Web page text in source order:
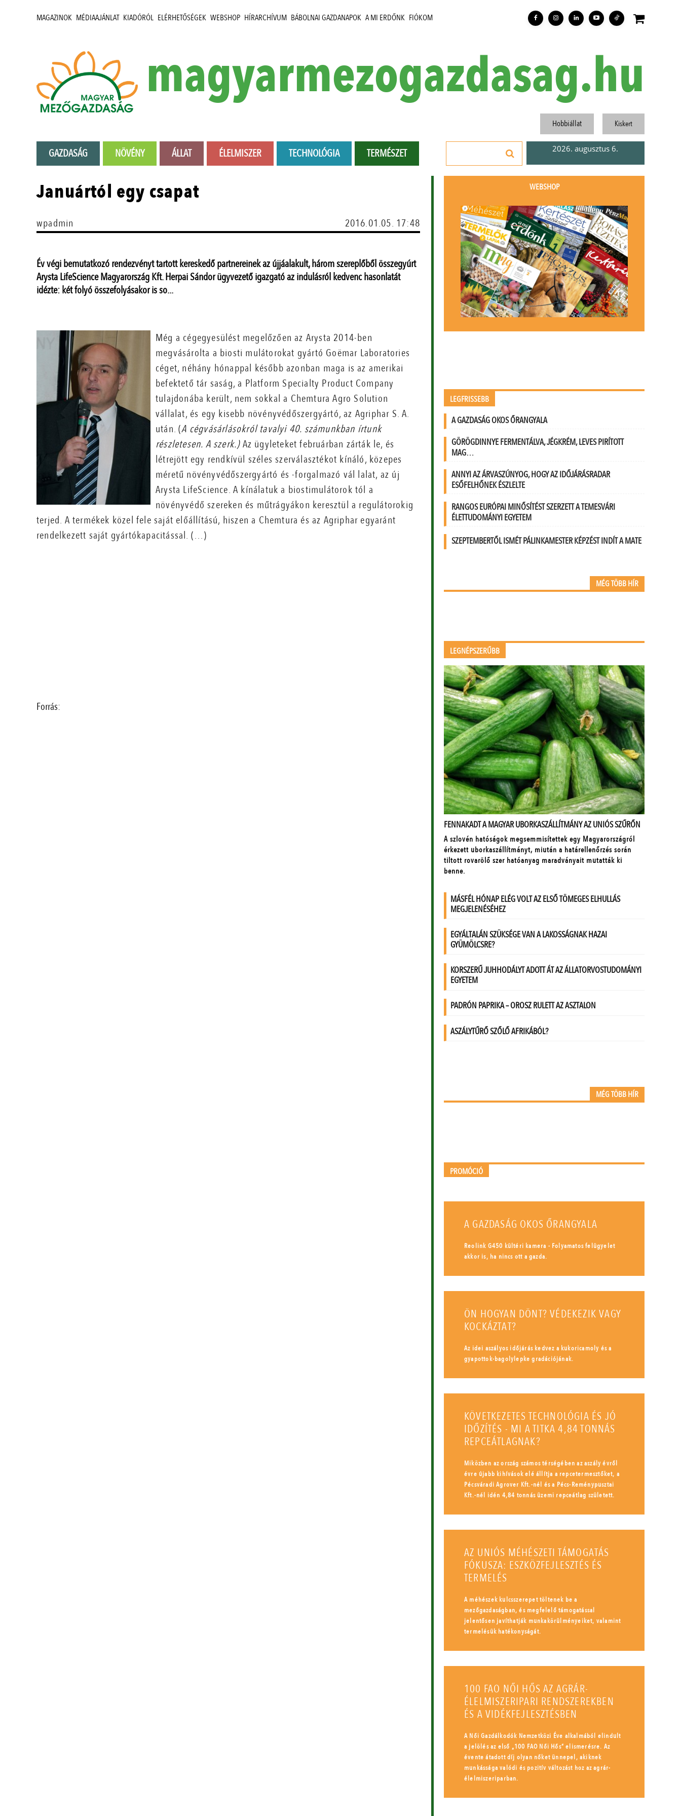
MAGAZINOK MÉDIAAJÁNLAT KIADÓRÓL ELÉRHETŐSÉGEK WEBSHOP HÍRARCHÍVUM BÁBOLNAI GAZDANAPOK A MI ERDŐNK FIÓKOM
magyarmezogazdasag.hu
GAZDASÁG NÖVÉNY ÁLLAT ÉLELMISZER TECHNOLÓGIA TERMÉSZET
Hobbiállat Kiskert
2026. augusztus 6.
Januártól egy csapat
wpadmin 2016.01.05. 17:48
Év végi bemutatkozó rendezvényt tartott kereskedő partnereinek az újjáalakult, három szereplőből összegyúrt
Arysta LifeScience Magyarország Kft. Herpai Sándor ügyvezető igazgató az indulásról kedvenc hasonlatát
idézte: két folyó összefolyásakor is so...
Még a cégegyesülést megelőzően az Arysta 2014-ben
megvásárolta a biosti mulátorokat gyártó Goëmar Laboratories
céget, néhány hónappal később azonban maga is az amerikai
befektető tár saság, a Platform Specialty Product Company
tulajdonába került, nem sokkal a Chemtura Agro Solution
vállalat, és egy kisebb növényvédőszergyártó, az Agriphar S. A.
után. (A cégvásárlásokról tavalyi 40. számunkban írtunk
részletesen. A szerk.)Az ügyleteket februárban zárták le, és
létrejött egy rendkívül széles szerválasztékot kínáló, közepes
méretű növényvédőszergyártó és -forgalmazó vál lalat, az új
Arysta LifeScience. A kínálatuk a biostimulátorok tól a
növényvédő szereken és műtrágyákon keresztül a regulátorokig
terjed. A termékek közel fele saját előállítású, hiszen a Chemtura és az Agriphar egyaránt
rendelkezett saját gyártókapacitással. (…)
Forrás:
WEBSHOP
LEGFRISSEBB
A GAZDASÁG OKOS ŐRANGYALA
GÖRÖGDINNYE FERMENTÁLVA, JÉGKRÉM, LEVES PIRÍTOTT
MAG…
ANNYI AZ ÁRVASZÚNYOG, HOGY AZ IDŐJÁRÁSRADAR
ESŐFELHŐNEK ÉSZLELTE
RANGOS EURÓPAI MINŐSÍTÉST SZERZETT A TEMESVÁRI
ÉLETTUDOMÁNYI EGYETEM
SZEPTEMBERTŐL ISMÉT PÁLINKAMESTER KÉPZÉST INDÍT A MATE
MÉG TÖBB HÍR
LEGNÉPSZERŰBB
MÉG TÖBB HÍR
PROMÓCIÓ
A GAZDASÁG OKOS ŐRANGYALA
Reolink G450 kültéri kamera - Folyamatos felügyelet
akkor is, ha nincs ott a gazda.
ÖN HOGYAN DÖNT? VÉDEKEZIK VAGY
KOCKÁZTAT?
Az idei aszályos időjárás kedvez a kukoricamoly és a
gyapottok-bagolylepke gradációjának.
KÖVETKEZETES TECHNOLÓGIA ÉS JÓ
IDŐZÍTÉS - MI A TITKA 4,84 TONNÁS
REPCEÁTLAGNAK?
Miközben az ország számos térségében az aszály évről
évre újabb kihívások elé állítja a repcetermesztőket, a
Pécsváradi Agrover Kft.-nél és a Pécs-Reménypusztai
Kft.-nél idén 4,84 tonnás üzemi repceátlag született.
AZ UNIÓS MÉHÉSZETI TÁMOGATÁS
FÓKUSZA: ESZKÖZFEJLESZTÉS ÉS
TERMELÉS
A méhészek kulcsszerepet töltenek be a
mezőgazdaságban, és megfelelő támogatással
jelentősen javíthatják munkakörülményeiket, valamint
termelésük hatékonyságát.
100 FAO NŐI HŐS AZ AGRÁR-
ÉLELMISZERIPARI RENDSZEREKBEN
ÉS A VIDÉKFEJLESZTÉSBEN
A Női Gazdálkodók Nemzetközi Éve alkalmából elindult
a jelölés az első „100 FAO Női Hős” elismerésre. Az
évente átadott díj olyan nőket ünnepel, akiknek
munkássága valódi és pozitív változást hoz az agrár-
élelmiszeriparban.